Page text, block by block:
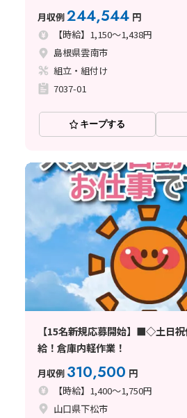
月収例244,544 円
【時給】1,150～1,438円
島根県雲南市
組立・組付け
7037-01
キープする
【15名新規応募開始】■◇土日
給！倉庫内軽作業！
月収例 310,500 円
【時給】1,400～1,750円
山口県下松市